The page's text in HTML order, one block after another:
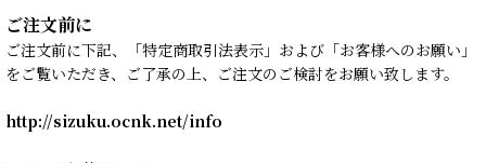
ご注文前に
ご注文前に下記、「特定商取引法表示」および「お客様へのお願い」
をご覧いただき、ご了承の上、ご注文のご検討をお願い致します。
http://sizuku.ocnk.net/info